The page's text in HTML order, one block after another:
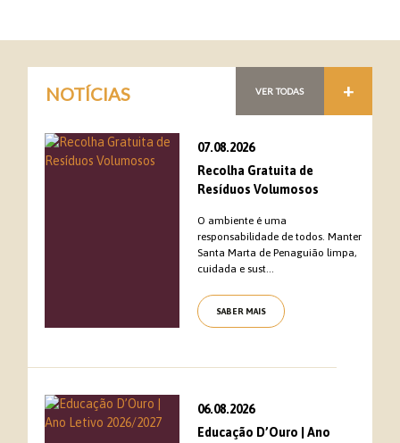
NOTÍCIAS VER TODAS +
07.08.2026
Recolha Gratuita de
Resíduos Volumosos
O ambiente é uma
responsabilidade de todos. Manter
Santa Marta de Penaguião limpa,
cuidada e sust...
SABER MAIS
06.08.2026
Educação D’Ouro | Ano